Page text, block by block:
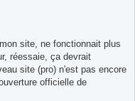
site, ne fonctionnait plus
réessaie, ça devrait
site (pro) n'est pas encore
officielle de